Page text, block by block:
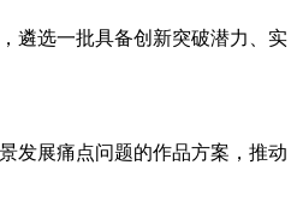
遴选一批具备创新突破潜力、实
发展痛点问题的作品方案，推动